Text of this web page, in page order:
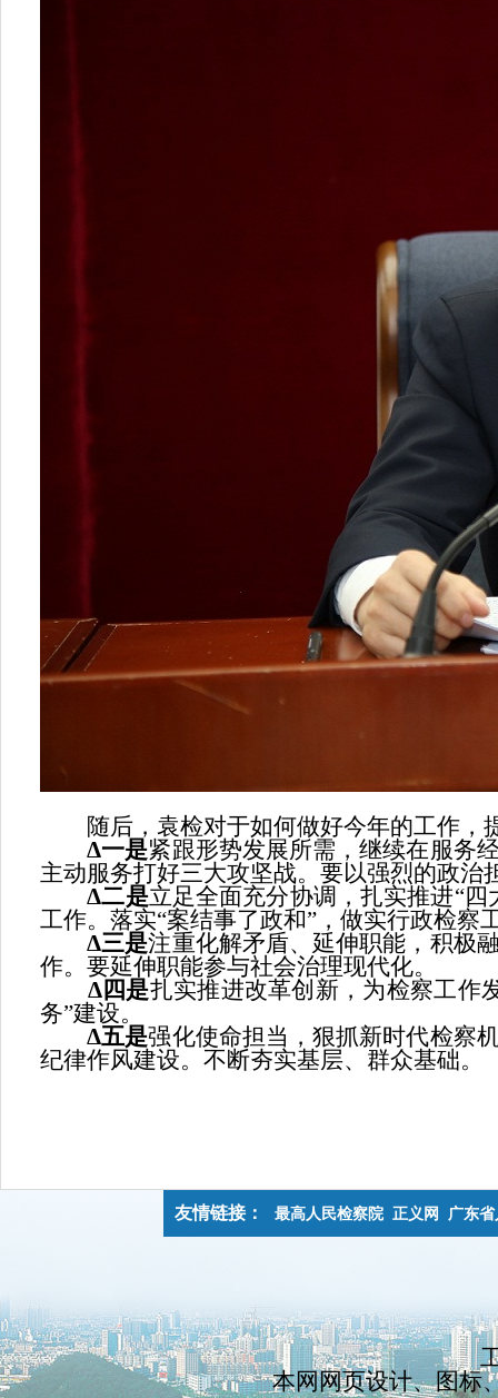
随后，袁检对于如何做好今年的工作，
Δ一是紧跟形势发展所需，继续在服务
主动服务打好三大攻坚战。要以强烈的政
Δ二是立足全面充分协调，扎实推进“
工作。落实“案结事了政和”，做实行政检
Δ三是注重化解矛盾、延伸职能，积极
作。要延伸职能参与社会治理现代化。
Δ四是扎实推进改革创新，为检察工作
务”建设。
Δ五是强化使命担当，狠抓新时代检察
纪律作风建设。不断夯实基层、群众基础。
友情链接： 最高人民检察院 正义网 广东
本网网页设计、图标